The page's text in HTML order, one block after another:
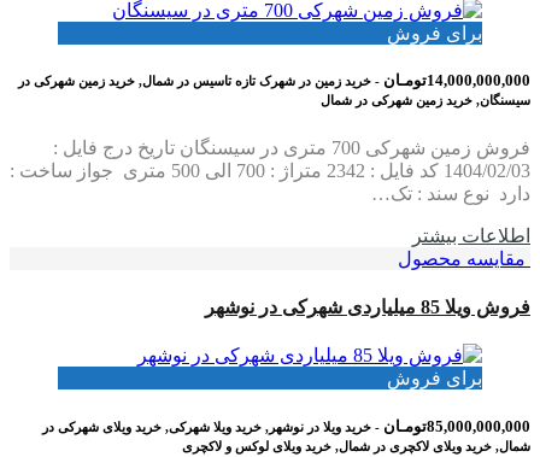
برای فروش
14,000,000,000تومـان
- خرید زمین در شهرک تازه تاسیس در شمال, خرید زمین شهرکی در
سیسنگان, خرید زمین شهرکی در شمال
فروش زمین شهرکی 700 متری در سیسنگان تاریخ درج فایل :
1404/02/03 کد فایل : 2342 متراژ : 700 الی 500 متری جواز ساخت :
دارد نوع سند : تک…
اطلاعات بيشتر
مقایسه محصول
فروش ویلا 85 میلیاردی شهرکی در نوشهر
برای فروش
85,000,000,000تومـان
- خرید ویلا در نوشهر, خرید ویلا شهرکی, خرید ویلای شهرکی در
شمال, خرید ویلای لاکچری در شمال, خرید ویلای لوکس و لاکچری